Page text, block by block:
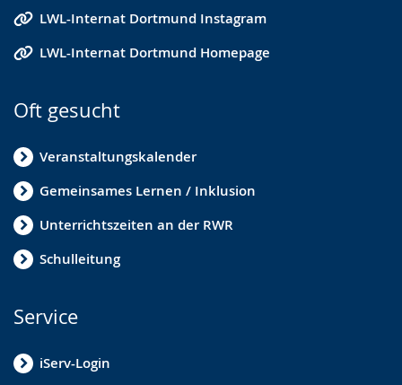
LWL-Internat Dortmund Instagram
LWL-Internat Dortmund Homepage
Oft gesucht
Veranstaltungskalender
Gemeinsames Lernen / Inklusion
Unterrichtszeiten an der RWR
Schulleitung
Service
iServ-Login